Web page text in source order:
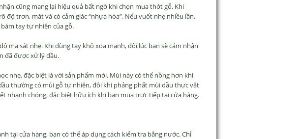
cũng mang lại hiệu quả bất ngờ khi chọn mua thớt gỗ. Khi
độ trơn, mát và có cảm giác “nhựa hóa”. Nếu vuốt nhẹ nhiều lần,
tay tự nhiên của gỗ.
ma sát nhẹ. Khi dùng tay khô xoa mạnh, đôi lúc bạn sẽ cảm nhận
đã được xử lý dầu.
nhẹ, đặc biệt là với sản phẩm mới. Mùi này có thể nồng hơn khi
thường có mùi gỗ tự nhiên, đôi khi phảng phất mùi dầu thực vật
nhanh chóng, đặc biệt hữu ích khi bạn mua trực tiếp tại cửa hàng.
tại cửa hàng, bạn có thể áp dụng cách kiểm tra bằng nước. Chỉ